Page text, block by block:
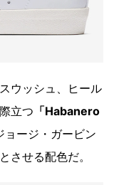
ウッシュ、ヒール
立つ 「Habanero
ョージ・ガービン
させる配色だ。